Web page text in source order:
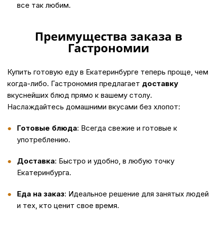
все так любим.
Преимущества заказа в
Гастрономии
Купить готовую еду в Екатеринбурге теперь проще, чем
когда-либо. Гастрономия предлагает доставку
вкуснейших блюд прямо к вашему столу.
Наслаждайтесь домашними вкусами без хлопот:
Готовые блюда: Всегда свежие и готовые к
употреблению.
Доставка: Быстро и удобно, в любую точку
Екатеринбурга.
Еда на заказ: Идеальное решение для занятых людей
и тех, кто ценит свое время.